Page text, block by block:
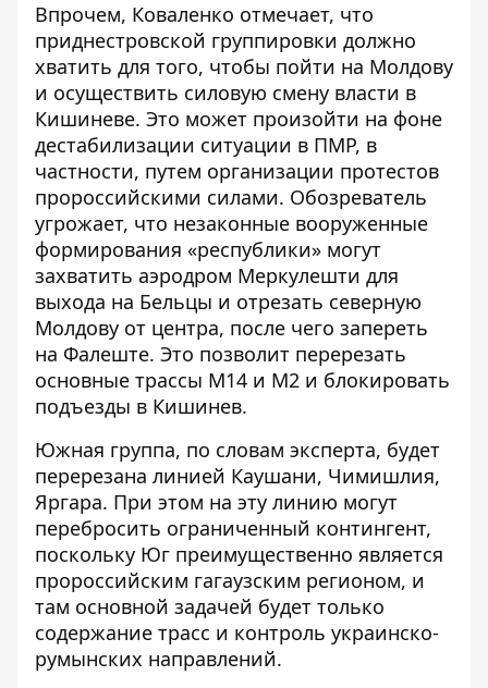
Впрочем, Коваленко отмечает, что
приднестровской группировки должно
хватить для того, чтобы пойти на Молдову
и осуществить силовую смену власти в
Кишиневе. Это может произойти на фоне
дестабилизации ситуации в ПМР, в
частности, путем организации протестов
пророссийскими силами. Обозреватель
угрожает, что незаконные вооруженные
формирования «республики» могут
захватить аэродром Меркулешти для
выхода на Бельцы и отрезать северную
Молдову от центра, после чего запереть
на Фалеште. Это позволит перерезать
основные трассы М14 и М2 и блокировать
подъезды в Кишинев.
Южная группа, по словам эксперта, будет
перерезана линией Каушани, Чимишлия,
Яргара. При этом на эту линию могут
перебросить ограниченный контингент,
поскольку Юг преимущественно является
пророссийским гагаузским регионом, и
там основной задачей будет только
содержание трасс и контроль украинско-
румынских направлений.